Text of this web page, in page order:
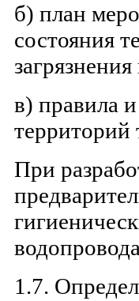
б) план
состояния
в) правила
территорий
При
1.7.